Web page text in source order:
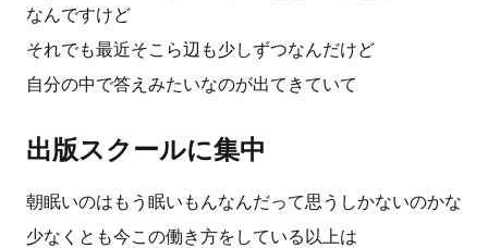
なんですけど
それでも最近そこら辺も少しずつなんだけど
自分の中で答えみたいなのが出てきていて
出版スクールに集中
朝眠いのはもう眠いもんなんだって思うしかないのかな
少なくとも今この働き方をしている以上は